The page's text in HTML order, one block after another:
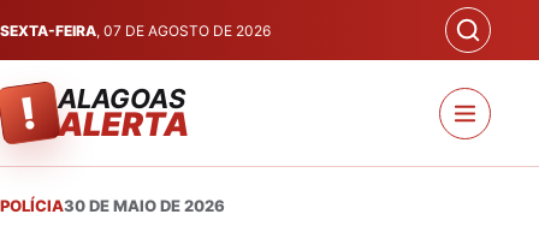
SEXTA-FEIRA, 07 DE AGOSTO DE 2026
! ALAGOAS
ALERTA
POLÍCIA30 DE MAIO DE 2026